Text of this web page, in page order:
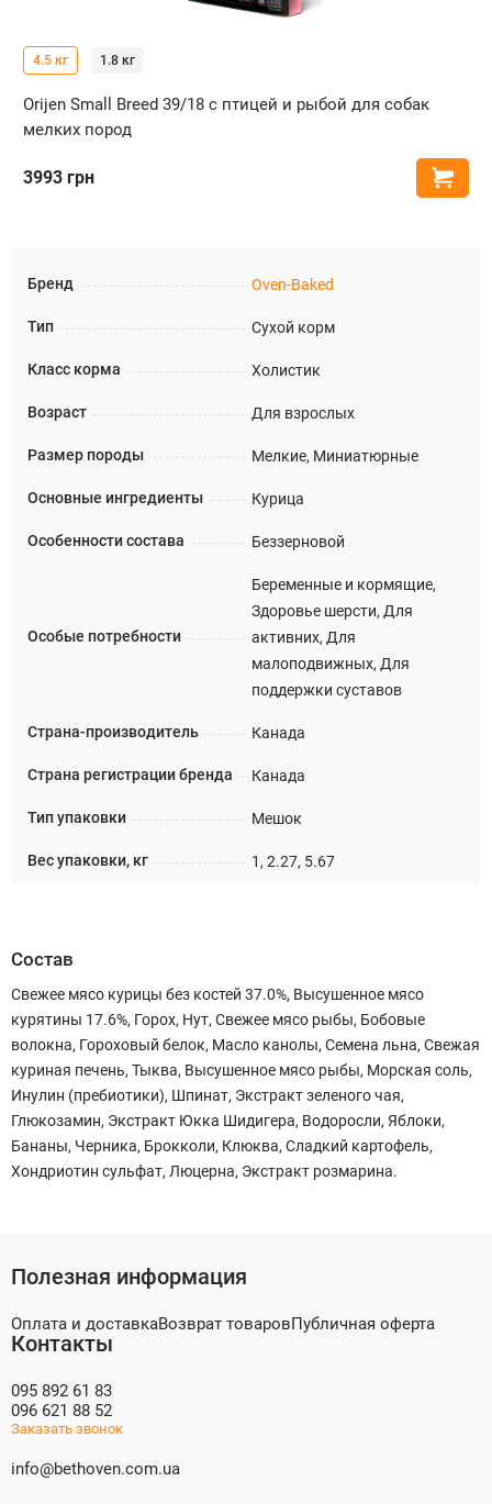
Бренд Oven-Baked
Тип Сухой корм
Класс корма Холистик
Возраст Для взрослых
Размер породы Мелкие, Миниатюрные
Основные ингредиенты Курица
Особенности состава Беззерновой
Особые потребности
Беременные и кормящие,
Здоровье шерсти, Для
активних, Для
малоподвижных, Для
поддержки суставов
Страна-производитель Канада
Страна регистрации бренда Канада
Тип упаковки Мешок
Вес упаковки, кг 1, 2.27, 5.67
4.5 кг 1.8 кг
Orijen Small Breed 39/18 с птицей и рыбой для собак
мелких пород
3993 грн
Состав
Свежее мясо курицы без костей 37.0%, Высушенное мясо
курятины 17.6%, Горох, Нут, Свежее мясо рыбы, Бобовые
волокна, Гороховый белок, Масло канолы, Семена льна, Свежая
куриная печень, Тыква, Высушенное мясо рыбы, Морская соль,
Инулин (пребиотики), Шпинат, Экстракт зеленого чая,
Глюкозамин, Экстракт Юкка Шидигера, Водоросли, Яблоки,
Бананы, Черника, Брокколи, Клюква, Сладкий картофель,
Хондриотин сульфат, Люцерна, Экстракт розмарина.
Полезная информация
Оплата и доставкаВозврат товаровПубличная оферта
Контакты
095 892 61 83
096 621 88 52
Заказать звонок
info@bethoven.com.ua